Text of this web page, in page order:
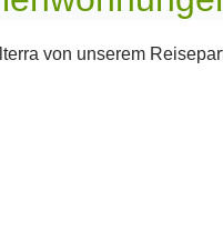
von unserem